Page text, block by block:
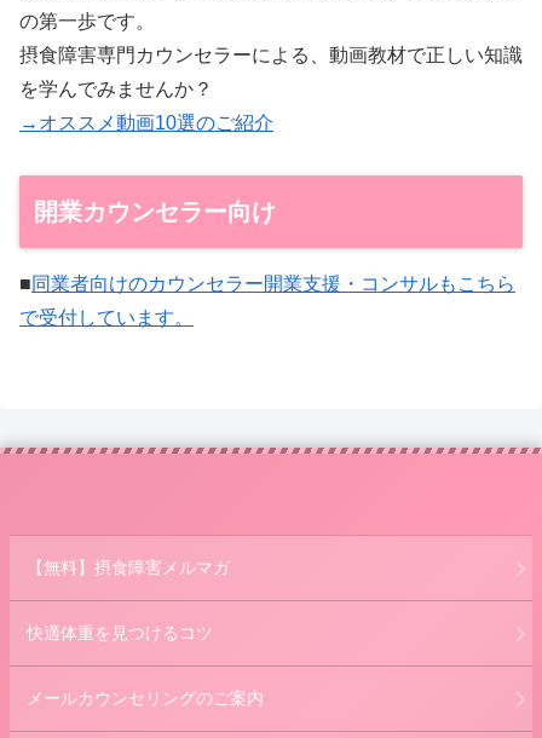
の第一歩です。
摂食障害専門カウンセラーによる、動画教材で正しい知識
を学んでみませんか？
→オススメ動画10選のご紹介
開業カウンセラー向け
■同業者向けのカウンセラー開業支援・コンサルもこちら
で受付しています。
【無料】摂食障害メルマガ
快適体重を見つけるコツ
メールカウンセリングのご案内